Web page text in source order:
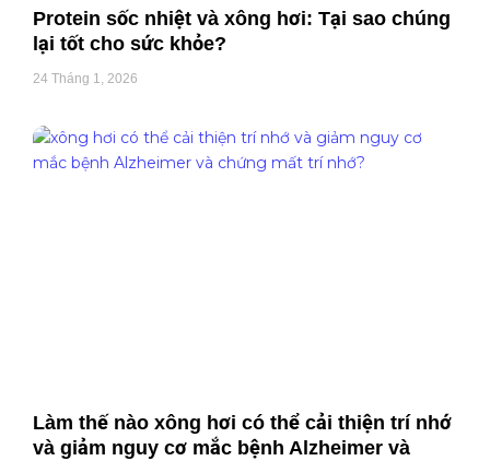
Protein sốc nhiệt và xông hơi: Tại sao chúng
lại tốt cho sức khỏe?
24 Tháng 1, 2026
Làm thế nào xông hơi có thể cải thiện trí nhớ
và giảm nguy cơ mắc bệnh Alzheimer và